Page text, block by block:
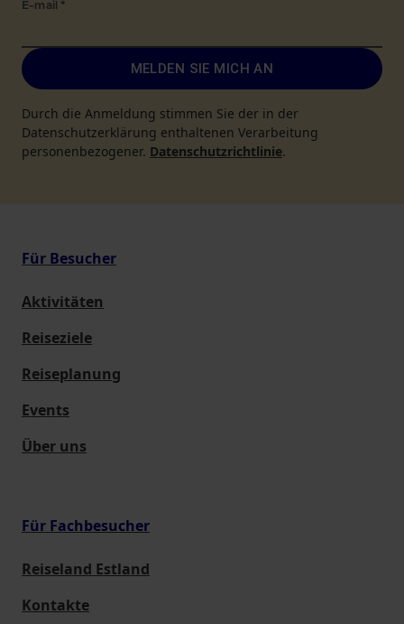
E-mail *
MELDEN SIE MICH AN
Durch die Anmeldung stimmen Sie der in der
Datenschutzerklärung enthaltenen Verarbeitung
personenbezogener. Datenschutzrichtlinie.
Für Besucher
Aktivitäten
Reiseziele
Reiseplanung
Events
Über uns
Für Fachbesucher
Reiseland Estland
Kontakte